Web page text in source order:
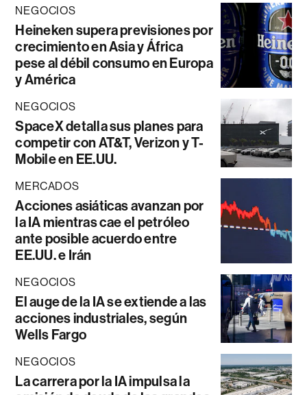
NEGOCIOS
Heineken supera previsiones por
crecimiento en Asia y África
pese al débil consumo en Europa
y América
NEGOCIOS
SpaceX detalla sus planes para
competir con AT&T, Verizon y T-
Mobile en EE.UU.
MERCADOS
Acciones asiáticas avanzan por
la IA mientras cae el petróleo
ante posible acuerdo entre
EE.UU. e Irán
NEGOCIOS
El auge de la IA se extiende a las
acciones industriales, según
Wells Fargo
NEGOCIOS
La carrera por la IA impulsa la